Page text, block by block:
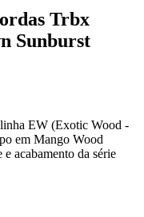
Trbx
Sunburst
EW (Exotic Wood -
em Mango Wood
acabamento da série